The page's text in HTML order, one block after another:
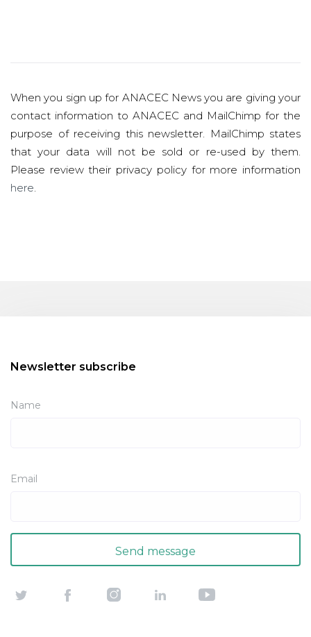
When you sign up for ANACEC News you are giving your
contact information to ANACEC and MailChimp for the
purpose of receiving this newsletter. MailChimp states
that your data will not be sold or re-used by them.
Please review their privacy policy for more information
here.
Newsletter subscribe
Name
Email